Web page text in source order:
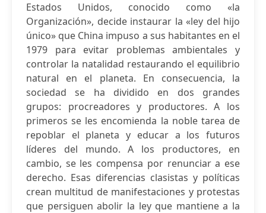
Estados Unidos, conocido como «la
Organización», decide instaurar la «ley del hijo
único» que China impuso a sus habitantes en el
1979 para evitar problemas ambientales y
controlar la natalidad restaurando el equilibrio
natural en el planeta. En consecuencia, la
sociedad se ha dividido en dos grandes
grupos: procreadores y productores. A los
primeros se les encomienda la noble tarea de
repoblar el planeta y educar a los futuros
líderes del mundo. A los productores, en
cambio, se les compensa por renunciar a ese
derecho. Esas diferencias clasistas y políticas
crean multitud de manifestaciones y protestas
que persiguen abolir la ley que mantiene a la